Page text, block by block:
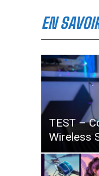
EN
TEST –
Wireless